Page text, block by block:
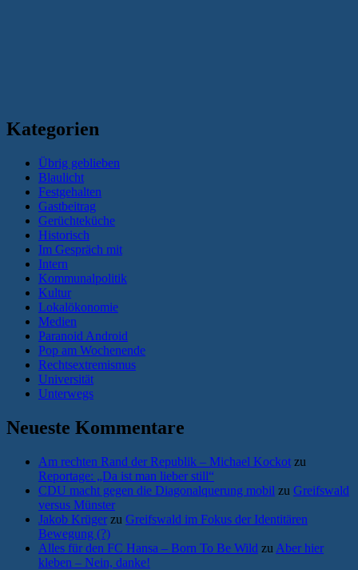
Kategorien
Übrig geblieben
Blaulicht
Festgehalten
Gastbeitrag
Gerüchteküche
Historisch
Im Gespräch mit
Intern
Kommunalpolitik
Kultur
Lokalökonomie
Medien
Paranoid Android
Pop am Wochenende
Rechtsextremismus
Universität
Unterwegs
Neueste Kommentare
Am rechten Rand der Republik – Michael Kockot zu
Reportage: „Da ist man lieber still“
CDU macht gegen die Diagonalquerung mobil zu Greifswald
versus Münster
Jakob Krüger zu Greifswald im Fokus der Identitären
Bewegung (?)
Alles für den FC Hansa – Born To Be Wild zu Aber hier
kleben – Nein, danke!